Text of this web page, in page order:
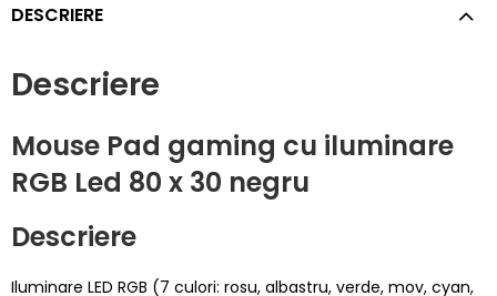
DESCRIERE
Descriere
Mouse Pad gaming cu iluminare
RGB Led 80 x 30 negru
Descriere
Iluminare LED RGB (7 culori: rosu, albastru, verde, mov, cyan,